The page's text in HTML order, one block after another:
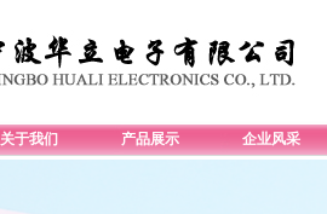
关于我们 产品展示 企业风采